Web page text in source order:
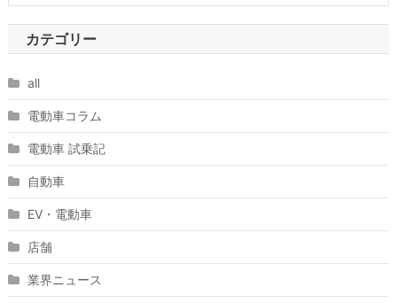
カテゴリー
all
電動車コラム
電動車 試乗記
自動車
EV・電動車
店舗
業界ニュース